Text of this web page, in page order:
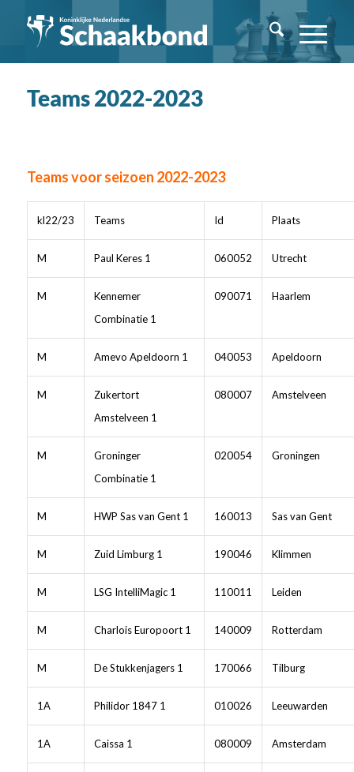
Teams 2022-2023
Teams voor seizoen 2022-2023
kl22/23 Teams Id Plaats
M Paul Keres 1 060052 Utrecht
M
Kennemer
Combinatie 1
090071 Haarlem
M Amevo Apeldoorn 1 040053 Apeldoorn
M
Zukertort
Amstelveen 1
080007 Amstelveen
M
Groninger
Combinatie 1
020054 Groningen
M HWP Sas van Gent 1 160013 Sas van Gent
M Zuid Limburg 1 190046 Klimmen
M LSG IntelliMagic 1 110011 Leiden
M Charlois Europoort 1 140009 Rotterdam
M De Stukkenjagers 1 170066 Tilburg
1A Philidor 1847 1 010026 Leeuwarden
1A Caissa 1 080009 Amsterdam